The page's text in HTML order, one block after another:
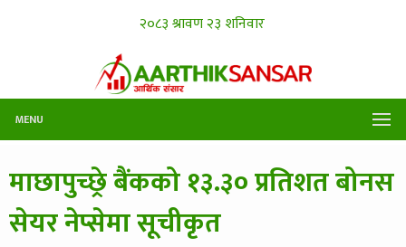
MENU
माछापुच्छ्रे बैंकको १३.३० प्रतिशत बोनस
सेयर नेप्सेमा सूचीकृत